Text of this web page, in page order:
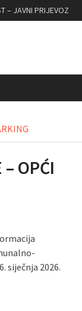
– JAVNI PRIJEVOZ
OPĆI
siječnja 2026.